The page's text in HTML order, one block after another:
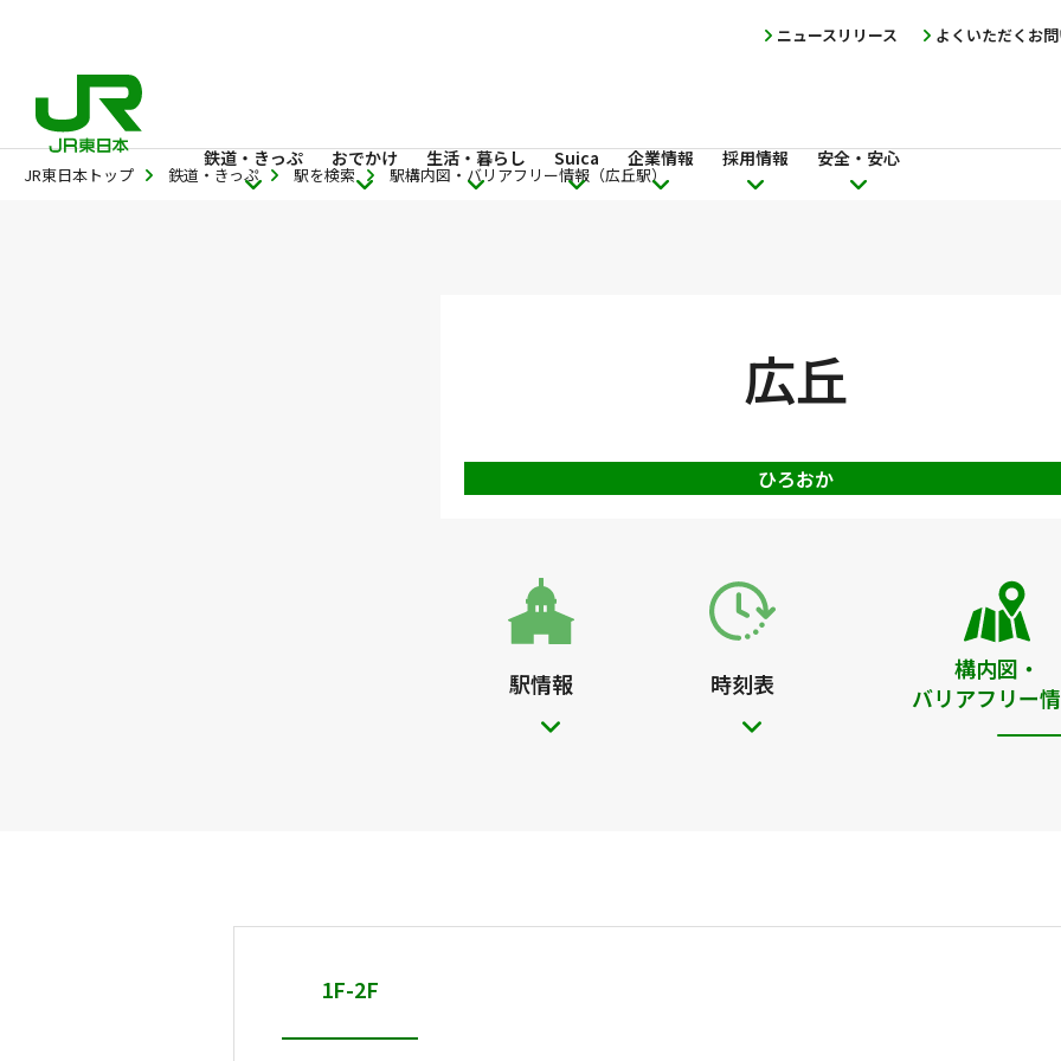
鉄道・きっぷ おでかけ 生活・暮らし Suica 企業情報 採用情報 安全・安心
よくいただくお
ニュースリリース
JR東日本トップ 鉄道・きっぷ 駅を検索 駅構内図・バリアフリー情報（広丘駅）
広丘
ひろおか
駅情報 時刻表
構内図・
バリアフリー
1F-2F